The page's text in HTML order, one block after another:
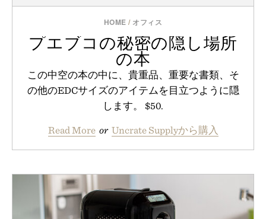
HOME / オフィス
プエブコの秘密の隠し場所
の本
この中空の本の中に、貴重品、重要な書類、そ
の他のEDCサイズのアイテムを目立つように隠
します。 $50.
Read More or Uncrate Supplyから購入